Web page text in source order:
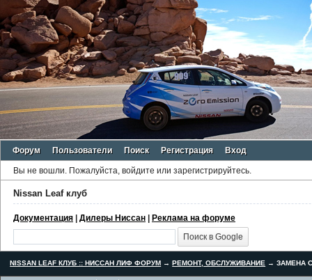
Форум Пользователи Поиск Регистрация Вход
Вы не вошли. Пожалуйста, войдите или зарегистрируйтесь.
Nissan Leaf клуб
Документация | Дилеры Ниссан | Реклама на форуме
NISSAN LEAF КЛУБ :: НИССАН ЛИФ ФОРУМ → РЕМОНТ, ОБСЛУЖИВАНИЕ →ЗАМЕНА